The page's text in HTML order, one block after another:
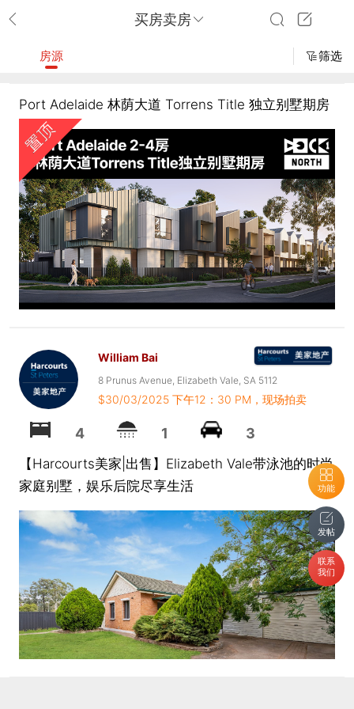
买房卖房
功能
发帖
联系
我们
房源 筛选
Port Adelaide 林荫大道 Torrens Title 独立别墅期房
William Bai
8 Prunus Avenue, Elizabeth Vale, SA 5112
$30/03/2025 下午12：30 PM，现场拍卖
4 1 3
【Harcourts美家|出售】Elizabeth Vale带泳池的时尚
家庭别墅，娱乐后院尽享生活